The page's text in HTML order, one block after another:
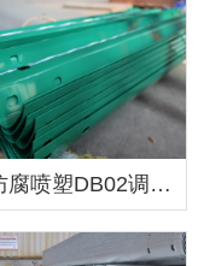
防撞防腐喷塑DB02调节板